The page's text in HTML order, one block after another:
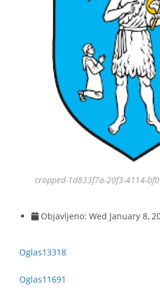
cropped-1d833f7a-20f3-4114-
Objavljeno:Wed January 8,
Oglas13318
Oglas11691